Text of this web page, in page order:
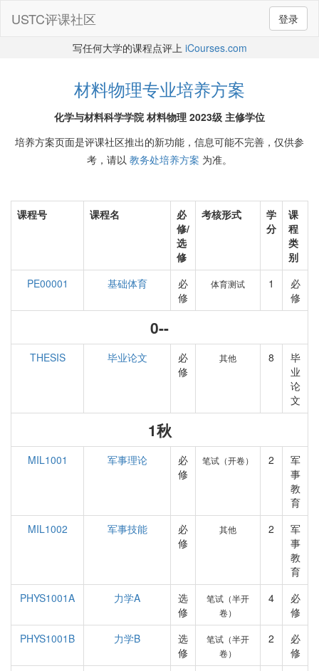
登录
USTC评课社区
写任何大学的课程点评上 iCourses.com
材料物理专业培养方案
化学与材料科学学院 材料物理 2023级 主修学位
培养方案页面是评课社区推出的新功能，信息可能不完善，仅供参
考，请以 教务处培养方案 为准。
课程号 课程名
必
修/
选
修
考核形式
学
分
课
程
类
别
PE00001
基础体育
必
修
体育测试 1
必
修
0--
THESIS 毕业论文
必
修
其他 8
毕
业
论
文
1秋
MIL1001 军事理论
必
修
笔试（开卷） 2
军
事
教
育
MIL1002
军事技能
必
修
其他 2
军
事
教
育
PHYS1001A
力学A
选
修
笔试（半开
卷）
4
必
修
PHYS1001B
力学B
选
修
笔试（半开
卷）
2
必
修